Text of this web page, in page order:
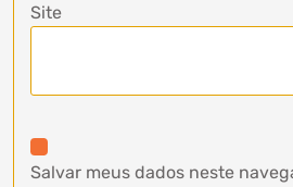
Site
Salvar meus dados neste